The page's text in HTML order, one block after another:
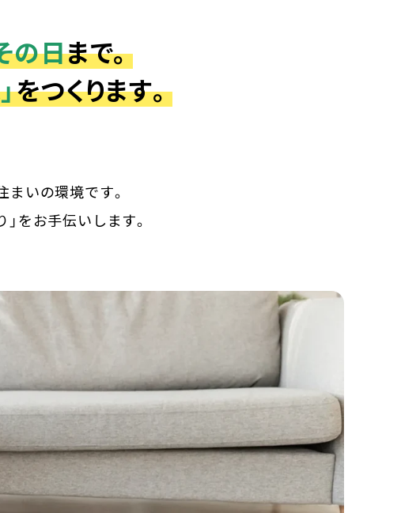
の日まで。
をつくります。
まいの環境です。
をお手伝いします。